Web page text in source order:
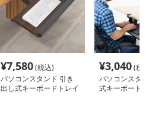
¥7,580(税込)
パソコンスタンド 引き
出し式キーボードトレイ
¥3,040(税
パソコンスタ
式キーボード